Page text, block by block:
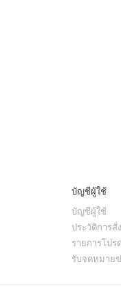
บัญชีผู้ใช้
บัญชีผู้ใช้
ประวัติการสั่
รายการโปร
รับจดหมาย